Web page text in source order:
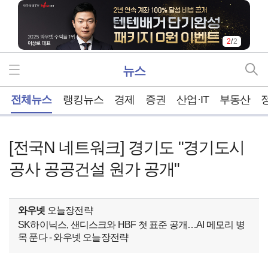
2/2
뉴스
전체뉴스 랭킹뉴스 경제 증권 산업·IT 부동산
[전국N 네트워크] 경기도 "경기도시
공사 공공건설 원가 공개"
와우넷 오늘장전략
SK하이닉스, 샌디스크와 HBF 첫 표준 공개…AI 메모리 병
목 푼다 - 와우넷 오늘장전략